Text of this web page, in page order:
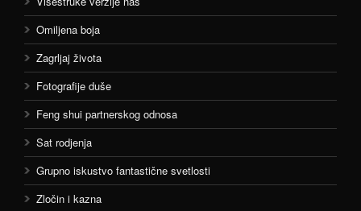
Omiljena boja
Zagrljaj života
Fotografije duše
Feng shui partnerskog odnosa
Sat rodjenja
Grupno iskustvo fantastične svetlosti
Zločin i kazna